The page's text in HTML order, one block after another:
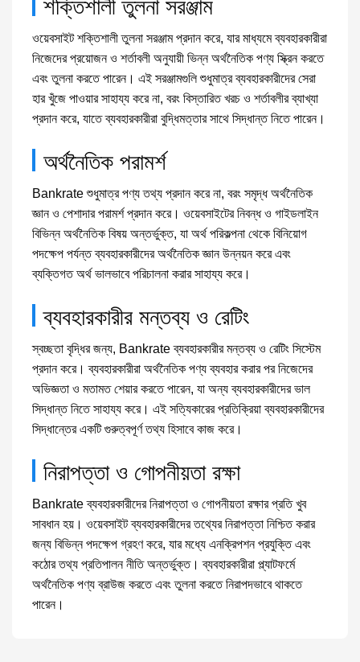
ওয়েবসাইট শক্তিশালী তুলনা সরঞ্জাম প্রদান করে, যার মাধ্যমে ব্যবহারকারীরা
নিজেদের প্রয়োজন ও শর্তাবলী অনুযায়ী ভিন্ন অর্থনৈতিক পণ্য স্ক্রিন করতে
এবং তুলনা করতে পারেন। এই সরঞ্জামগুলি শুধুমাত্র ব্যবহারকারীদের সেরা
হার খুঁজে পাওয়ার সাহায্য করে না, বরং বিস্তারিত খরচ ও শর্তাবলীর ব্যাখ্যা
প্রদান করে, যাতে ব্যবহারকারীরা বুদ্ধিমত্তার সাথে সিদ্ধান্ত নিতে পারেন।
অর্থনৈতিক পরামর্শ
Bankrate শুধুমাত্র পণ্য তথ্য প্রদান করে না, বরং সমৃদ্ধ অর্থনৈতিক
জ্ঞান ও পেশাদার পরামর্শ প্রদান করে। ওয়েবসাইটের নিবন্ধ ও গাইডলাইন
বিভিন্ন অর্থনৈতিক বিষয় অন্তর্ভুক্ত, যা অর্থ পরিকল্পনা থেকে বিনিয়োগ
পদক্ষেপ পর্যন্ত ব্যবহারকারীদের অর্থনৈতিক জ্ঞান উন্নয়ন করে এবং
ব্যক্তিগত অর্থ ভালভাবে পরিচালনা করার সাহায্য করে।
ব্যবহারকারীর মন্তব্য ও রেটিং
স্বচ্ছতা বৃদ্ধির জন্য, Bankrate ব্যবহারকারীর মন্তব্য ও রেটিং সিস্টেম
প্রদান করে। ব্যবহারকারীরা অর্থনৈতিক পণ্য ব্যবহার করার পর নিজেদের
অভিজ্ঞতা ও মতামত শেয়ার করতে পারেন, যা অন্য ব্যবহারকারীদের ভাল
সিদ্ধান্ত নিতে সাহায্য করে। এই সত্যিকারের প্রতিক্রিয়া ব্যবহারকারীদের
সিদ্ধান্তের একটি গুরুত্বপূর্ণ তথ্য হিসাবে কাজ করে।
নিরাপত্তা ও গোপনীয়তা রক্ষা
Bankrate ব্যবহারকারীদের নিরাপত্তা ও গোপনীয়তা রক্ষার প্রতি খুব
সাবধান হয়। ওয়েবসাইট ব্যবহারকারীদের তথ্যের নিরাপত্তা নিশ্চিত করার
জন্য বিভিন্ন পদক্ষেপ গ্রহণ করে, যার মধ্যে এনক্রিপশন প্রযুক্তি এবং
কঠোর তথ্য প্রতিপালন নীতি অন্তর্ভুক্ত। ব্যবহারকারীরা প্ল্যাটফর্মে
অর্থনৈতিক পণ্য ব্রাউজ করতে এবং তুলনা করতে নিরাপদভাবে থাকতে
পারেন।